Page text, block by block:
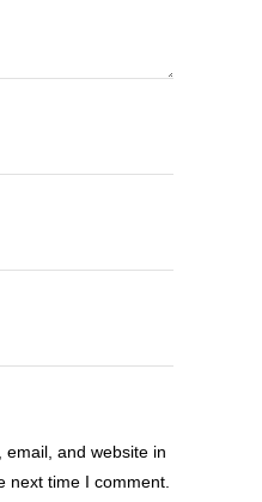
email, and website in
next time I comment.